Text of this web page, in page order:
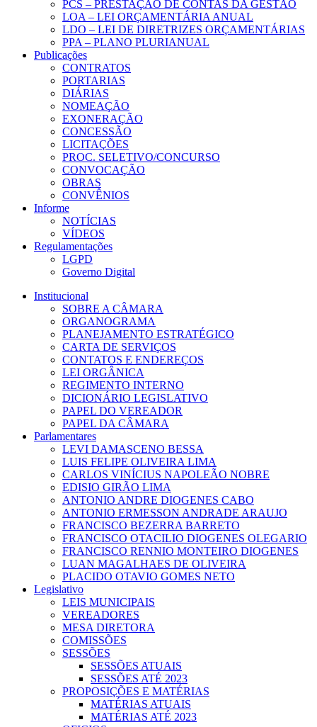
PCS – PRESTAÇÃO DE CONTAS DA GESTÃO
LOA – LEI ORÇAMENTÁRIA ANUAL
LDO – LEI DE DIRETRIZES ORÇAMENTÁRIAS
PPA – PLANO PLURIANUAL
Publicações
CONTRATOS
PORTARIAS
DIÁRIAS
NOMEAÇÃO
EXONERAÇÃO
CONCESSÃO
LICITAÇÕES
PROC. SELETIVO/CONCURSO
CONVOCAÇÃO
OBRAS
CONVÊNIOS
Informe
NOTÍCIAS
VÍDEOS
Regulamentações
LGPD
Governo Digital
Institucional
SOBRE A CÂMARA
ORGANOGRAMA
PLANEJAMENTO ESTRATÉGICO
CARTA DE SERVIÇOS
CONTATOS E ENDEREÇOS
LEI ORGÂNICA
REGIMENTO INTERNO
DICIONÁRIO LEGISLATIVO
PAPEL DO VEREADOR
PAPEL DA CÂMARA
Parlamentares
LEVI DAMASCENO BESSA
LUIS FELIPE OLIVEIRA LIMA
CARLOS VINÍCIUS NAPOLEÃO NOBRE
EDISIO GIRÃO LIMA
ANTONIO ANDRE DIOGENES CABO
ANTONIO ERMESSON ANDRADE ARAUJO
FRANCISCO BEZERRA BARRETO
FRANCISCO OTACILIO DIOGENES OLEGARIO
FRANCISCO RENNIO MONTEIRO DIOGENES
LUAN MAGALHAES DE OLIVEIRA
PLACIDO OTAVIO GOMES NETO
Legislativo
LEIS MUNICIPAIS
VEREADORES
MESA DIRETORA
COMISSÕES
SESSÕES
SESSÕES ATUAIS
SESSÕES ATÉ 2023
PROPOSIÇÕES E MATÉRIAS
MATÉRIAS ATUAIS
MATÉRIAS ATÉ 2023